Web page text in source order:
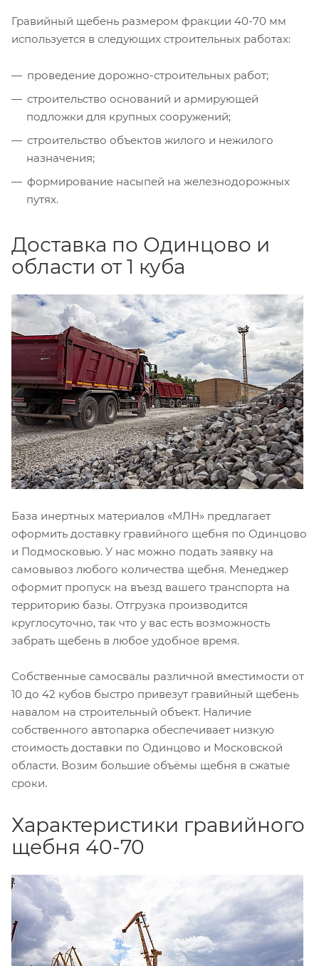
Гравийный щебень размером фракции 40-70 мм
используется в следующих строительных работах:
проведение дорожно-строительных работ;
строительство оснований и армирующей
подложки для крупных сооружений;
строительство объектов жилого и нежилого
назначения;
формирование насыпей на железнодорожных
путях.
Доставка по Одинцово и
области от 1 куба
База инертных материалов «МЛН» предлагает
оформить доставку гравийного щебня по Одинцово
и Подмосковью. У нас можно подать заявку на
самовывоз любого количества щебня. Менеджер
оформит пропуск на въезд вашего транспорта на
территорию базы. Отгрузка производится
круглосуточно, так что у вас есть возможность
забрать щебень в любое удобное время.
Собственные самосвалы различной вместимости от
10 до 42 кубов быстро привезут гравийный щебень
навалом на строительный объект. Наличие
собственного автопарка обеспечивает низкую
стоимость доставки по Одинцово и Московской
области. Возим большие объёмы щебня в сжатые
сроки.
Характеристики гравийного
щебня 40-70